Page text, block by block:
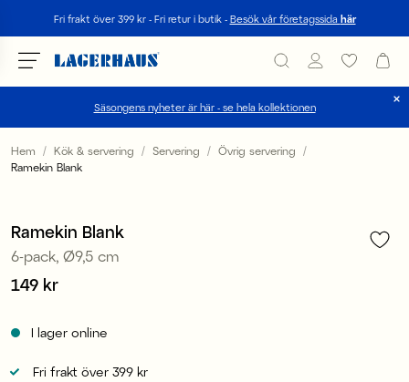
Fri frakt över 399 kr - Fri retur i butik - Besök vår företagssida här
Säsongens nyheter är här - se hela kollektionen
Välj språk / valuta
NO / NKR
Hem Kök & servering Servering
Övrig servering
Ramekin Blank
Ramekin Blank
6-pack, Ø9,5 cm
Pris :149 kr
149 kr
I lager online
Fri frakt över 399 kr